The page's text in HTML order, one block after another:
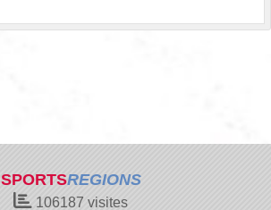
SPORTSREGIONS
106187 visites